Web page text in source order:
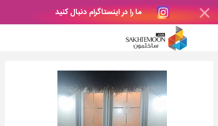
ما را در اینستاگرام دنبال کنید